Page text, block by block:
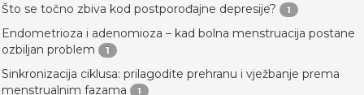
Što se točno zbiva kod postporođajne depresije? 1
Endometrioza i adenomioza – kad bolna menstruacija postane
ozbiljan problem
1
Sinkronizacija ciklusa: prilagodite prehranu i vježbanje prema
menstrualnim fazama
1